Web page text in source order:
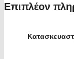
Επιπλέον